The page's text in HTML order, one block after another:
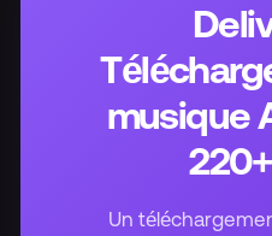
musique
Un